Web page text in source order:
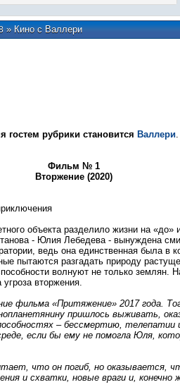
» Кино с Валлери
гостем рубрики становится Валлери.
Фильм № 1
Вторжение (2020)
объекта разделило жизни на
- Юлия Лебедева - вынуждена
ведь она единственная была в
пытаются разгадать природу
волнуют не только землян.
вторжения.
фильма «Притяжение» 2017 года.
пришлось выживать,
– бессмертию, телепатии
если бы ему не помогла Юля,
что он погиб, но оказывается,
и схватки, новые враги и, конечно